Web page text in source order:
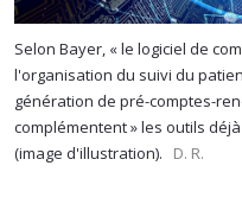
Selon Bayer, « le logiciel de
l'organisation du suivi du
génération de pré-comptes-
complémentent » les outils
(image d'illustration).
D. R.